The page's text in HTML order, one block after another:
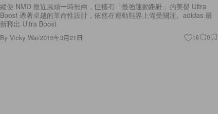
縱使 NMD 最近風頭一時無兩，但擁有「最強運動跑鞋」的美譽 Ultra
Boost 憑著卓越的革命性設計，依然在運動鞋界上備受關注。adidas 最
新釋出 Ultra Boost
By Vicky Wai/2016年3月21日 16 0